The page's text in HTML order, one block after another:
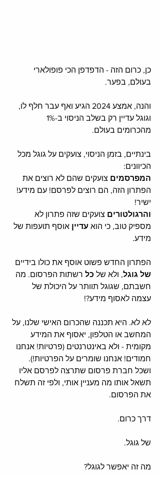
כן, כרום הזה - הדפדפן הכי פופולארי
בעולם, בפער.
והנה, אמצע 2024 הגיע ואף עבר חלף לו,
מהכרומים בעולם.
בינתיים, בזמן הניסוי, צועקים על גוגל מכל
הכיוונים:
המפרסמים צועקים שהם לא רוצים את
הפתרון הזה, הם רוצים לפרסם! עם מידע!
ישיר!
והרגולטורים צועקים שזה פתרון לא
מספיק טוב, כי הוא עדיין אוסף תועפות של
מידע.
הפתרון החדש פשוט אוסף את כולו בידיים
של גוגל, ולא של כל רשתות הפרסום. מה
חשבתם, שגוגל תוותר על היכולת של
עצמה לאסוף מידע?!
לא לא. היא תכננה שהכרום האישי שלנו, על
המחשב או הטלפון, יאסוף את המידע
מקומית - ולא באינטרנטים (פרטיות! אנחנו
חמודים! אנחנו שומרים על הפרטיות!).
ושכל חברת פרסום שתרצה לפרסם אליו
תשאל אותו מה מעניין אותי, ולפי זה תשלח
את הפרסום.
דרך כרום.
של גוגל.
מה זה יאפשר לגוגל?